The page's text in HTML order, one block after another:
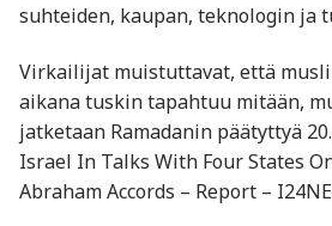
suhteiden, kaupan, teknologin ja
Virkailijat muistuttavat, että
aikana tuskin tapahtuu mitään,
jatketaan Ramadanin päätyttyä
Israel In Talks With Four States
Abraham Accords – Report –